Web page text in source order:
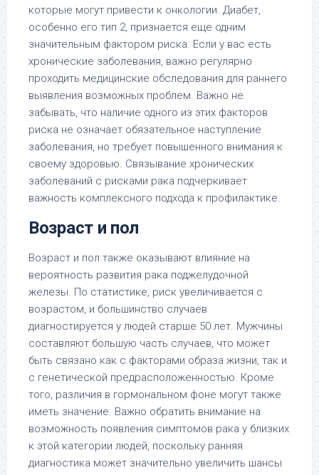
которые могут привести к онкологии. Диабет,
особенно его тип 2, признается еще одним
значительным фактором риска. Если у вас есть
хронические заболевания, важно регулярно
проходить медицинские обследования для раннего
выявления возможных проблем. Важно не
забывать, что наличие одного из этих факторов
риска не означает обязательное наступление
заболевания, но требует повышенного внимания к
своему здоровью. Связывание хронических
заболеваний с рисками рака подчеркивает
важность комплексного подхода к профилактике.
Возраст и пол
Возраст и пол также оказывают влияние на
вероятность развития рака поджелудочной
железы. По статистике, риск увеличивается с
возрастом, и большинство случаев
диагностируется у людей старше 50 лет. Мужчины
составляют большую часть случаев, что может
быть связано как с факторами образа жизни, так и
с генетической предрасположенностью. Кроме
того, различия в гормональном фоне могут также
иметь значение. Важно обратить внимание на
возможность появления симптомов рака у близких
к этой категории людей, поскольку ранняя
диагностика может значительно увеличить шансы